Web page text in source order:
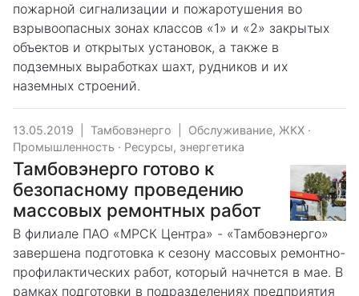
пожарной сигнализации и пожаротушения во
взрывоопасных зонах классов «1» и «2» закрытых
объектов и открытых установок, а также в
подземных выработках шахт, рудников и их
наземных строений.
13.05.2019 Тамбовэнерго Обслуживание, ЖКХ ·
Промышленность · Ресурсы, энергетика
Тамбовэнерго готово к
безопасному проведению
массовых ремонтных работ
В филиале ПАО «МРСК Центра» - «Тамбовэнерго»
завершена подготовка к сезону массовых ремонтно-
профилактических работ, который начнется в мае. В
рамках подготовки в подразделениях предприятия